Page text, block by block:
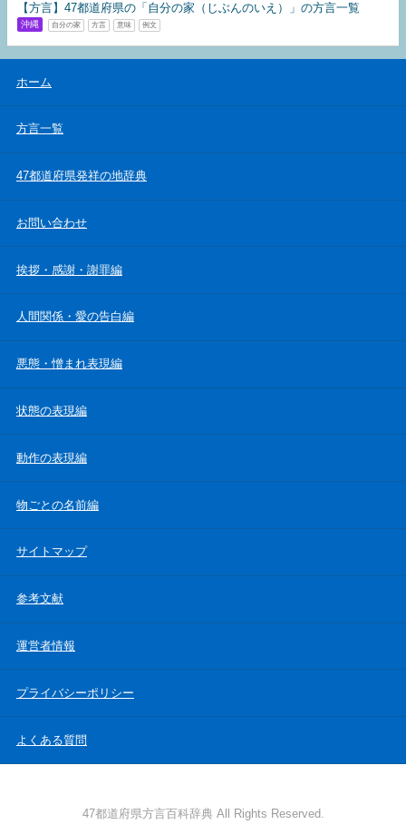
【方言】47都道府県の「自分の家（じぶんのいえ）」の方言一覧
沖縄 自分の家 方言 意味 例文
ホーム
方言一覧
47都道府県発祥の地辞典
お問い合わせ
挨拶・感謝・謝罪編
人間関係・愛の告白編
悪態・憎まれ表現編
状態の表現編
動作の表現編
物ごとの名前編
サイトマップ
参考文献
運営者情報
プライバシーポリシー
よくある質問
47都道府県方言百科辞典 All Rights Reserved.